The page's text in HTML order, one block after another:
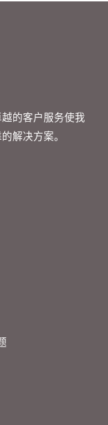
的客户服务使我
解决方案。